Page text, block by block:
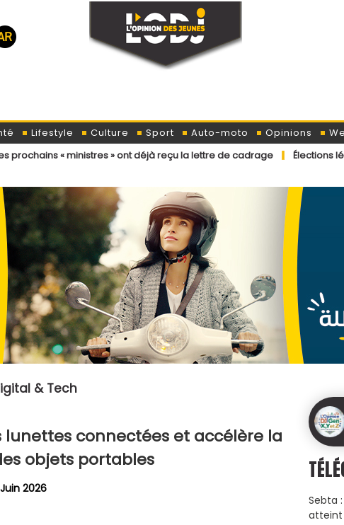
Lifestyle Culture Sport Auto-moto Opinions
» ont déjà reçu la lettre de cadrage Élections législatives
& Tech
lunettes connectées et accélère la
objets portables
2026
Sebta
atteint